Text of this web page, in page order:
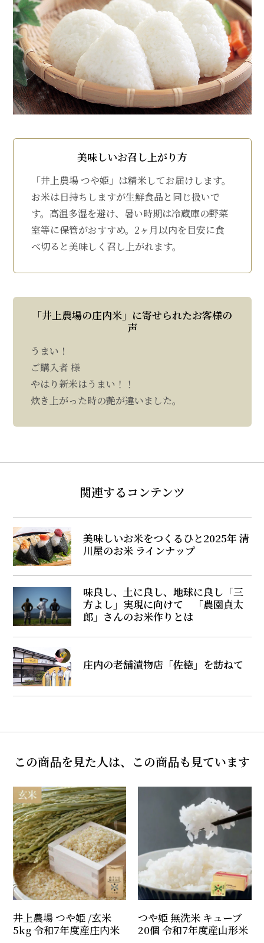
美味しいお召し上がり方
「井上農場 つや姫」は精米してお届けします。
お米は日持ちしますが生鮮食品と同じ扱いで
す。高温多湿を避け、暑い時期は冷蔵庫の野菜
室等に保管がおすすめ。2ヶ月以内を目安に食
べ切ると美味しく召し上がれます。
「井上農場の庄内米」に寄せられたお客様の
声
うまい！
ご購入者 様
やはり新米はうまい！！
炊き上がった時の艶が違いました。
関連するコンテンツ
美味しいお米をつくるひと――2025年 清
川屋のお米 ラインナップ
味良し、土に良し、地球に良し――「三
方よし」実現に向けて 「農園貞太
郎」さんのお米作りとは
庄内の老舗漬物店「佐徳」を訪ねて
この商品を見た人は、この商品も見ています
井上農場 つや姫 /玄米
5kg 令和7年度産庄内米
つや姫 無洗米 キューブ
20個 令和7年度産山形米